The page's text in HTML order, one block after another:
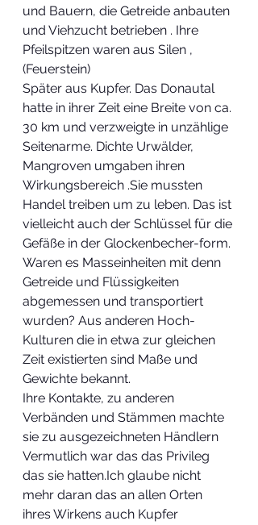
und Bauern, die Getreide anbauten
und Viehzucht betrieben . Ihre
Pfeilspitzen waren aus Silen ,
(Feuerstein)
Später aus Kupfer. Das Donautal
hatte in ihrer Zeit eine Breite von ca.
30 km und verzweigte in unzählige
Seitenarme. Dichte Urwälder,
Mangroven umgaben ihren
Wirkungsbereich .Sie mussten
Handel treiben um zu leben. Das ist
vielleicht auch der Schlüssel für die
Gefäße in der Glockenbecher-form.
Waren es Masseinheiten mit denn
Getreide und Flüssigkeiten
abgemessen und transportiert
wurden? Aus anderen Hoch-
Kulturen die in etwa zur gleichen
Zeit existierten sind Maße und
Gewichte bekannt.
Ihre Kontakte, zu anderen
Verbänden und Stämmen machte
sie zu ausgezeichneten Händlern
Vermutlich war das das Privileg
das sie hatten.Ich glaube nicht
mehr daran das an allen Orten
ihres Wirkens auch Kupfer